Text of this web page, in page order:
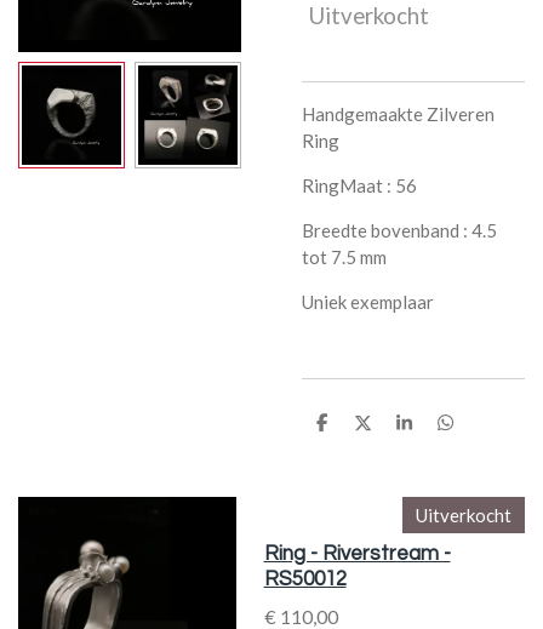
Uitverkocht
Handgemaakte Zilveren
Ring
RingMaat : 56
Breedte bovenband : 4.5
tot 7.5 mm
Uniek exemplaar
D
D
S
e
D
n
Uitverkocht
Ring - Riverstream -
RS50012
€ 110,00